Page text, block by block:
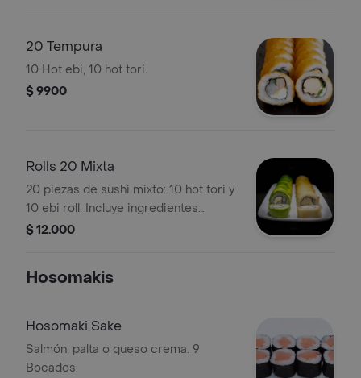
20 Tempura
10 Hot ebi, 10 hot tori.
$ 9900
Rolls 20 Mixta
20 piezas de sushi mixto: 10 hot tori y
10 ebi roll. Incluye ingredientes
visibles como palta y pollo.
$ 12.000
Hosomakis
Hosomaki Sake
Salmón, palta o queso crema. 9
Bocados.